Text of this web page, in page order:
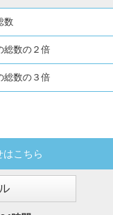
数
総数の２倍
総数の３倍
はこちら